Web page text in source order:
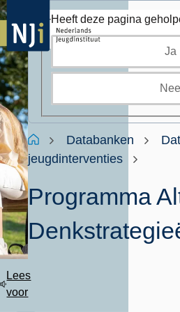
Overslaan
en
naar
de
inhoud
gaan
Kruimelpad
HomeDatabanken
jeugdinterventies
Programma
Lees
voor
Heeft deze pagina
Ja
Nee